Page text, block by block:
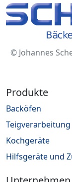
© Johannes
Produkte
Backöfen
Teigverarbeitung
Kochgeräte
Hilfsgeräte und